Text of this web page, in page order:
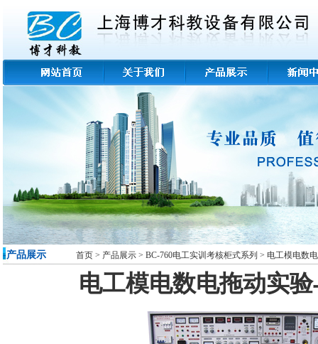
-产品展示 首页 > 产品展示 > BC-760电工实训考核柜式系列 > 电工模电数
电工模电数电拖动实